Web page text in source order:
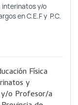
interinatos y/o
en C.E.F y P.C.
Física
y
o Profesor/a